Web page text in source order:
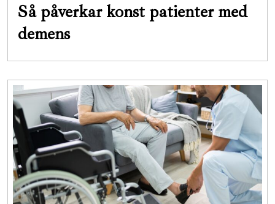
Så påverkar konst patienter med
demens